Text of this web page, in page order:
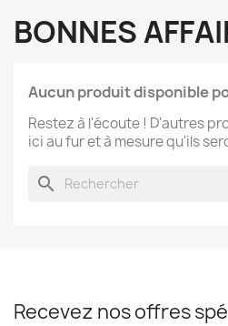
BONNES
Aucun produit disponible
Restez à l'écoute ! D'autres
ici au fur et à mesure qu'ils
search
Recevez nos offres